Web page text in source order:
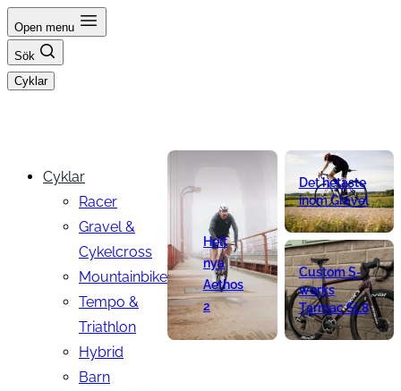
Hoppa
till
innehåll
Open menu
Sök
Cyklar
Cyklar
Racer
Gravel &
Cykelcross
Mountainbike
Tempo &
Triathlon
Hybrid
Barn
Helt
nya
Aethos
2
Det hetaste
inom Gravel
Custom S-
works
Tarmac SL8